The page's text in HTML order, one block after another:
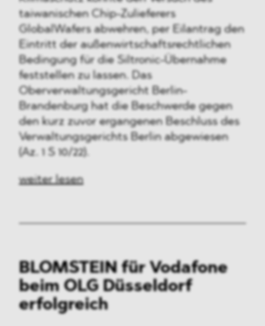
taiwanischen Chip-Zulieferers
GlobalWafers abwehren, per Eilantrag den
Eintritt der außenwirtschaftsrechtlichen
Bedingung für die Siltronic-Übernahme
feststellen zu lassen. Das
Oberverwaltungsgericht Berlin-
Brandenburg hat die Beschwerde gegen
den kurz zuvor ergangenen Beschluss des
Verwaltungsgerichts Berlin abgewiesen
(Az. 1 S 10/22).
weiter lesen
BLOMSTEIN für Vodafone
beim OLG Düsseldorf
erfolgreich